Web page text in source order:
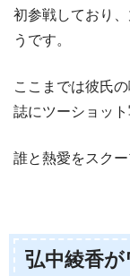
初参戦しており
うです。
ここまでは彼氏
誌にツーショット
誰と熱愛をスク
弘中綾香